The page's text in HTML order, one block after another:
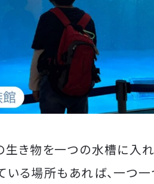
生き物を一つの水槽に入
いる場所もあれば、一つ